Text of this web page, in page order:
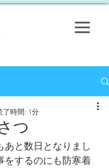
つ
了時間: 1分
あと数日となりまし
をするのにも防寒着